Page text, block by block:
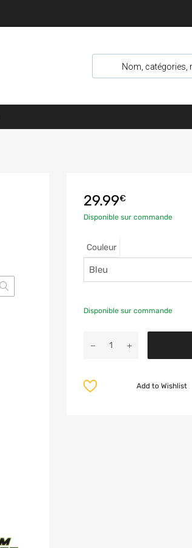
29.99€
Disponible sur commande
Couleur
Disponible sur commande
Add to Wishlist